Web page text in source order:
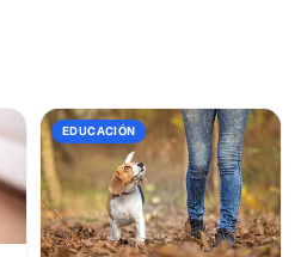
EDUCACIÓN